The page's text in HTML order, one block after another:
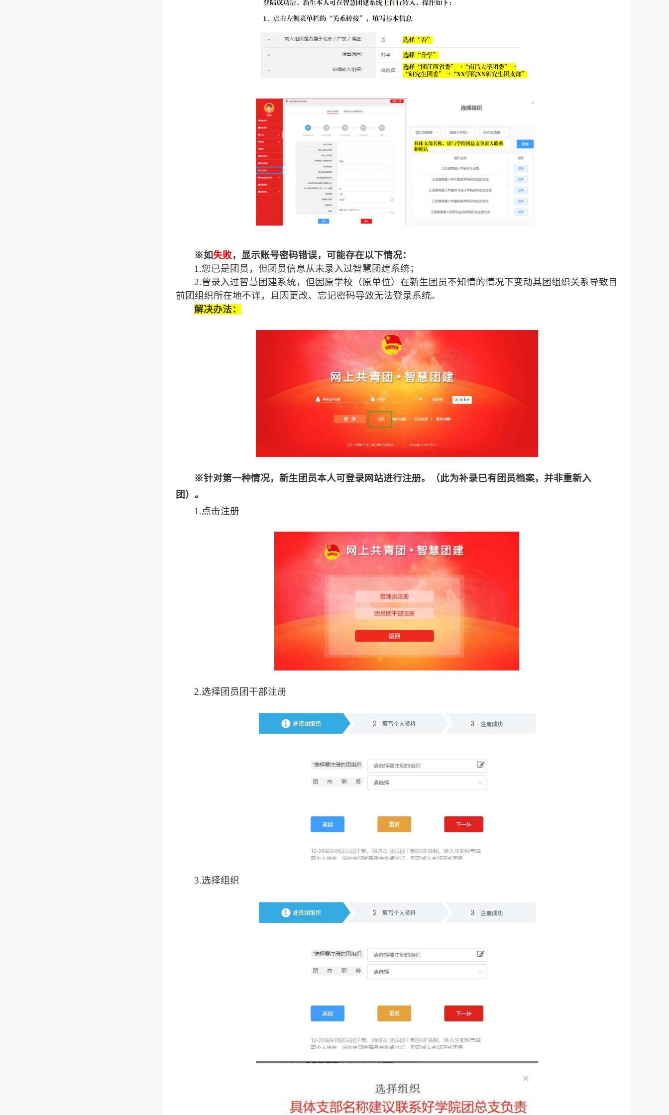
※如失败，显示账号密码错误，可能存在以下情况：
1.您已是团员，但团员信息从未录入过智慧团建系统；
2.曾录入过智慧团建系统，但因原学校（原单位）在新生团员不知情的情况下变动其团组织关系导致目
前团组织所在地不详，且因更改、忘记密码导致无法登录系统。
解决办法：
※针对第一种情况，新生团员本人可登录网站进行注册。（此为补录已有团员档案，并非重新入
团）。
1.点击注册
2.选择团员团干部注册
3.选择组织